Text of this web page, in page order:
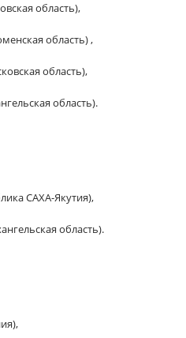
область),
область) ,
область),
область).
САХА-Якутия),
область).